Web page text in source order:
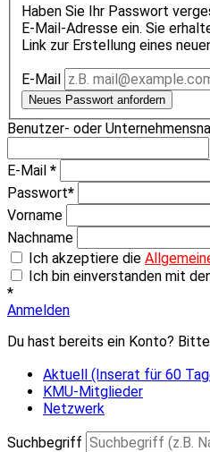
Haben Sie Ihr Passwort
E-Mail-Adresse ein. Sie
Link zur Erstellung eines
E-Mail
Neues Passwort anfordern
Benutzer- oder
E-Mail *
Passwort*
Vorname
Nachname
Ich akzeptiere die
Ich bin einverstanden mit
*
Anmelden
Du hast bereits ein Konto?
Aktuell (Inserat für 60
KMU-Mitglieder
Netzwerk
Suchbegriff